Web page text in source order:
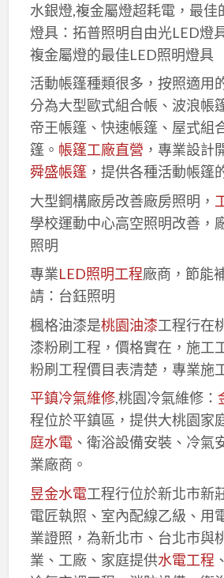
水銀燈,複金屬燈超耗電，最佳
燈具：拓普照明自由光LED燈
複金屬燈的最佳LED照明燈具
活動帳篷種類很多，按照適用
分為大型歐式組合帳、波浪帳
帝王帳篷、快速帳篷、屋式組
篷。 帳篷工廠直營 ，專業設計
舜盛帳篷，提供各種活動帳篷
大型鋼構廠房改善廠房照明，
學校運動中心高空照明改善，
照明
專業LED照明工程廠商，節能
請：台鈺照明
楓格油漆是桃園油漆工程行在
漆粉刷工程，價格實在，施工
粉刷工程價目表清楚，專業施
平鎮冷氣維修,桃園冷氣維修：
程位於平鎮區，提供大桃園家
庭水電、衛浴設備安裝、冷氣
業廠商。
昱金水電工程行位於新北市新
電匠執照、室內配線乙級、用
業證照，為新北市、台北市與
業、工廠、家庭提供水電工程